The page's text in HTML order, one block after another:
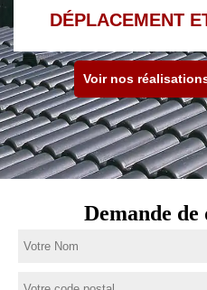
DÉPLACEMENT
Voir nos
Demande